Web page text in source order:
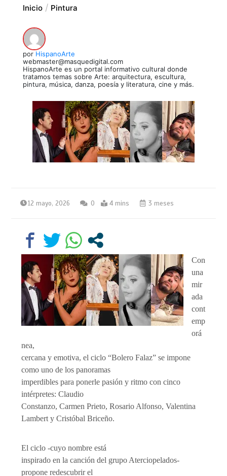
Inicio Pintura
por HispanoArte
webmaster@masquedigital.com
HispanoArte es un portal informativo cultural donde
tratamos temas sobre Arte: arquitectura, escultura,
pintura, música, danza, poesía y literatura, cine y más.
12 mayo, 2026 0 4 mins 3 meses
Con
una
mir
ada
cont
emp
orá
nea,
cercana y emotiva, el ciclo “Bolero Falaz” se impone
como uno de los panoramas
imperdibles para ponerle pasión y ritmo con cinco
intérpretes: Claudio
Constanzo, Carmen Prieto, Rosario Alfonso, Valentina
Lambert y Cristóbal Briceño.
El ciclo -cuyo nombre está
inspirado en la canción del grupo Aterciopelados-
propone redescubrir el